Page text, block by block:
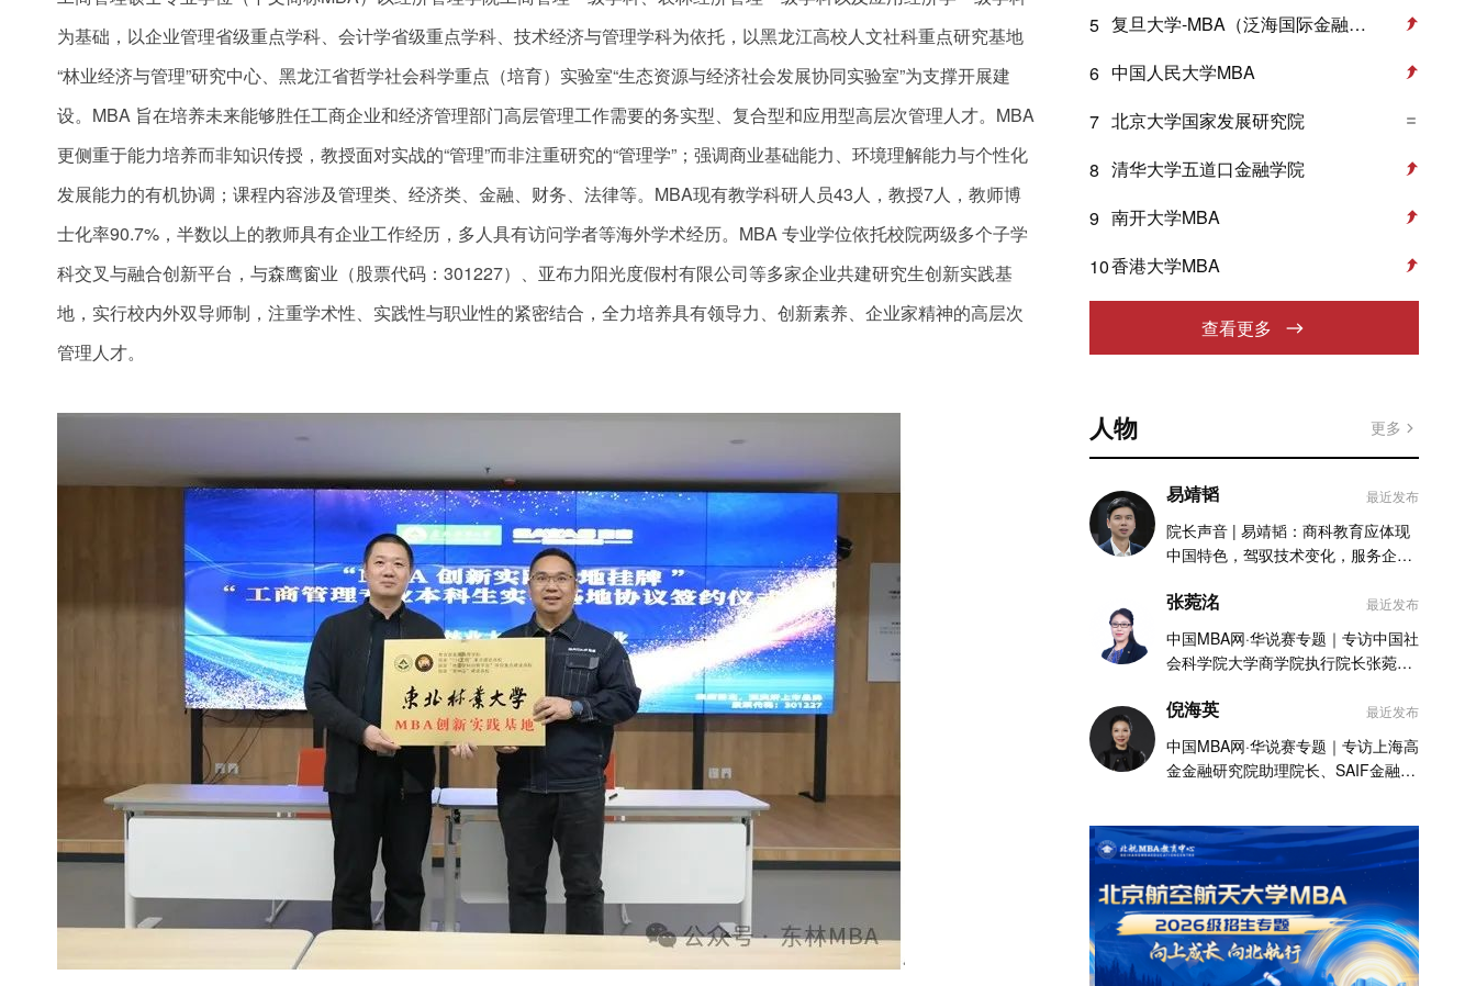
为基础，以企业管理省级重点学科、会计学省级重点学科、技术经济与管理学科为依托，以黑龙江高校人文社科重点研究基地
“林业经济与管理”研究中心、黑龙江省哲学社会科学重点（培育）实验室“生态资源与经济社会发展协同实验室”为支撑开展建
设。MBA 旨在培养未来能够胜任工商企业和经济管理部门高层管理工作需要的务实型、复合型和应用型高层次管理人才。MBA
更侧重于能力培养而非知识传授，教授面对实战的“管理”而非注重研究的“管理学”；强调商业基础能力、环境理解能力与个性化
发展能力的有机协调；课程内容涉及管理类、经济类、金融、财务、法律等。MBA现有教学科研人员43人，教授7人，教师博
士化率90.7%，半数以上的教师具有企业工作经历，多人具有访问学者等海外学术经历。MBA 专业学位依托校院两级多个子学
科交叉与融合创新平台，与森鹰窗业（股票代码：301227）、亚布力阳光度假村有限公司等多家企业共建研究生创新实践基
地，实行校内外双导师制，注重学术性、实践性与职业性的紧密结合，全力培养具有领导力、创新素养、企业家精神的高层次
管理人才。
5
复旦大学-MBA（泛海国际金融学院）
6 中国人民大学MBA
7 北京大学国家发展研究院
8 清华大学五道口金融学院
9 南开大学MBA
10香港大学MBA
查看更多
人物 更多
易靖韬 最近发布
院长声音 | 易靖韬：商科教育应体现
中国特色，驾驭技术变化，服务企业
张菀洺 最近发布
中国MBA网·华说赛专题｜专访中国社
会科学院大学商学院执行院长张菀洺
倪海英 最近发布
中国MBA网·华说赛专题｜专访上海高
金金融研究院助理院长、SAIF金融